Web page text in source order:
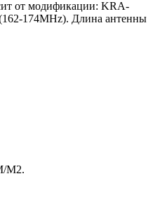
от модификации: KRA-
174MHz). Длина антенны
M2.